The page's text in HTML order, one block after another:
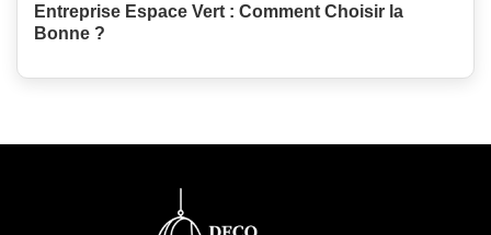
Entreprise Espace Vert : Comment Choisir la
Bonne ?